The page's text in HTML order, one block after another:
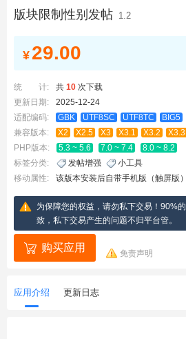
版块限制性别发帖 1.2
¥ 29.00
统 计: 共 10 次下载
更新日期:
2025-12-24
适配编码:
GBK UTF8SC UTF8TC
BIG5
兼容版本:
X2 X2.5 X3 X3.1 X3.2 X3.3
PHP版本:
5.3 ~ 5.6 7.0 ~ 7.4
8.0 ~ 8.2
标签分类:
发帖增强
小工具
移动属性:
该版本安装后自带手机版（触屏版）
为保障您的权益，请勿私下交易！90%
致，私下交易产生的问题不归平台管。
购买应用 免责声明
应用介绍 更新日志